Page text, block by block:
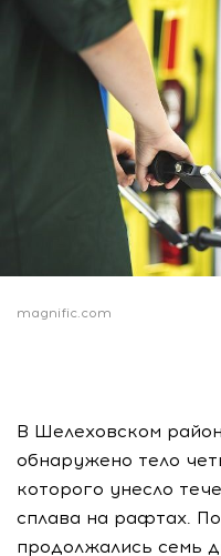
magnific.com
В Шелеховском
обнаружено тело
которого унесло
сплава на рафтах.
продолжались семь